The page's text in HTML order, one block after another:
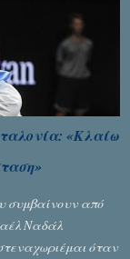
«Κλαίω
συμβαίνουν από
Ναδάλ
όταν